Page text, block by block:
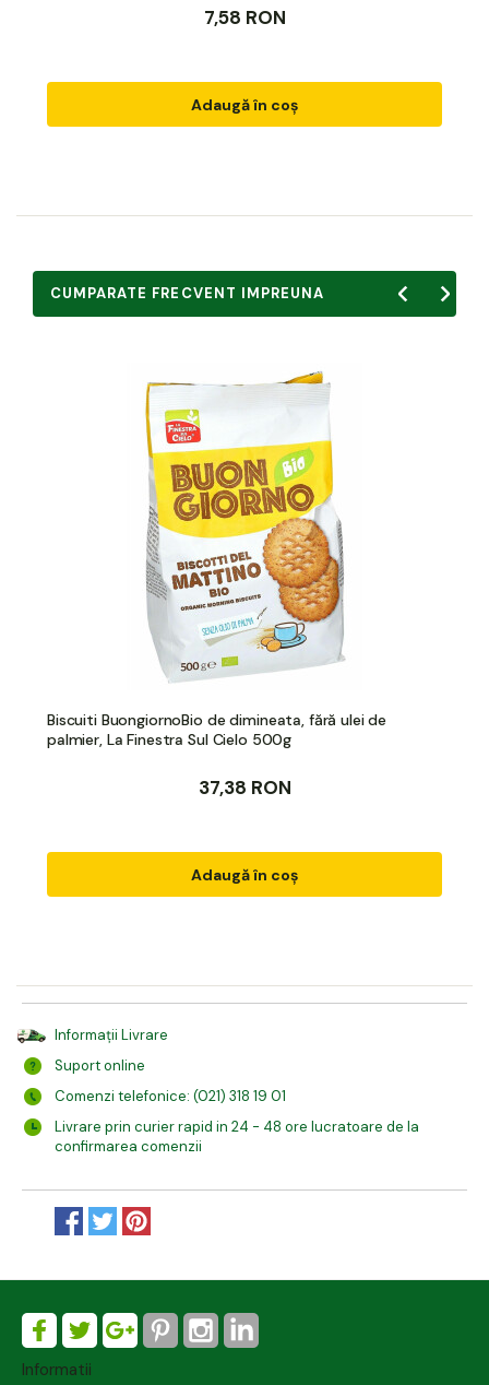
7,58 RON
Adaugă în coș
CUMPARATE FRECVENT IMPREUNA
Biscuiti BuongiornoBio de dimineata, fără ulei de
palmier, La Finestra Sul Cielo 500g
37,38 RON
Adaugă în coș
Informații Livrare
Suport online
Comenzi telefonice: (021) 318 19 01
Livrare prin curier rapid in 24 - 48 ore lucratoare de la
confirmarea comenzii
Informatii